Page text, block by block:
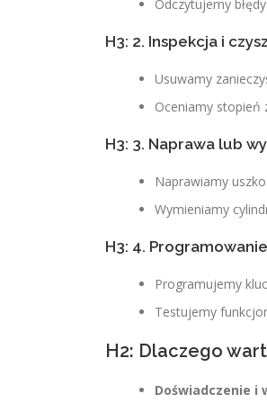
Odczytujemy
H3: 2. Inspekcja i
Usuwamy
Oceniamy stopień
H3: 3. Naprawa lub
Naprawiamy
Wymieniamy
H3: 4.
Programujemy
Testujemy
H2: Dlaczego
Doświadczenie i